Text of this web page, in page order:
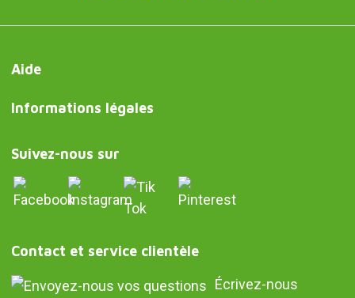
Aide
Informations légales
Suivez-nous sur
Contact et service clientèle
Écrivez-nous